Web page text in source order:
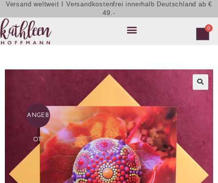
Versand weltweit I Versandkostenfrei innerhalb Deutschland ab €
49.-
0
ANGEB
OT!